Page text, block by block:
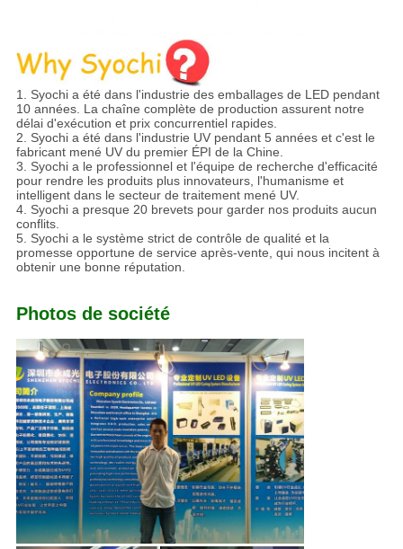
1. Syochi a été dans l'industrie des emballages de LED pendant
10 années. La chaîne complète de production assurent notre
délai d'exécution et prix concurrentiel rapides.
2. Syochi a été dans l'industrie UV pendant 5 années et c'est le
fabricant mené UV du premier ÉPI de la Chine.
3. Syochi a le professionnel et l'équipe de recherche d'efficacité
pour rendre les produits plus innovateurs, l'humanisme et
intelligent dans le secteur de traitement mené UV.
4. Syochi a presque 20 brevets pour garder nos produits aucun
conflits.
5. Syochi a le système strict de contrôle de qualité et la
promesse opportune de service après-vente, qui nous incitent à
obtenir une bonne réputation.
Photos de société